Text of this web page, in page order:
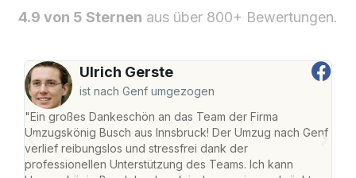
4.9 von 5 Sternen aus über 800+ Bewertungen.
Ulrich Gerste
ist nach Genf umgezogen
"Ein großes Dankeschön an das Team der Firma
Umzugskönig Busch aus Innsbruck! Der Umzug nach Genf
verlief reibungslos und stressfrei dank der
professionellen Unterstützung des Teams. Ich kann